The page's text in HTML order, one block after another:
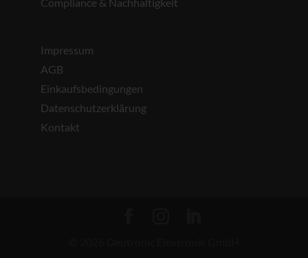
Impressum
AGB
Einkaufsbedingungen
Datenschutzerklärung
Kontakt